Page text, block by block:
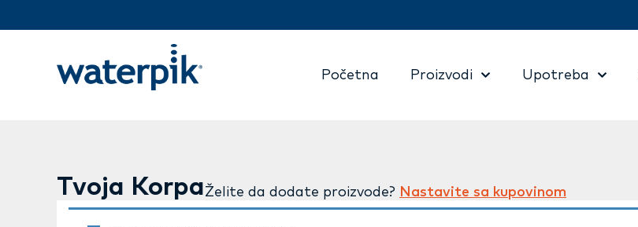
Početna Proizvodi Upotreba
Tvoja KorpaŽelite da dodate proizvode? Nastavite sa kupovinom